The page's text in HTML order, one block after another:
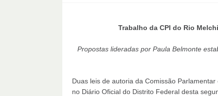
Trabalho da CPI do Rio
Propostas lideradas por Paula Belmonte
Duas leis de autoria da Comissão
no Diário Oficial do Distrito Federal desta